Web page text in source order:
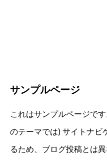
サンプルページ
これはサンプルページで
のテーマでは) サイトナビ
るため、ブログ投稿とは